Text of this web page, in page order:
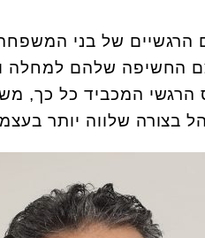
הרגשיים של בני
החשיפה שלהם למחלה
הרגשי המכביד כל כך,
בצורה שלווה יותר